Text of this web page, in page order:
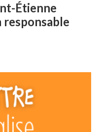
Étienne
responsable